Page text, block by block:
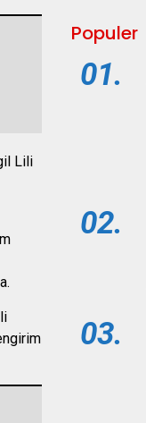
Lili
Populer
01.
02.
03.